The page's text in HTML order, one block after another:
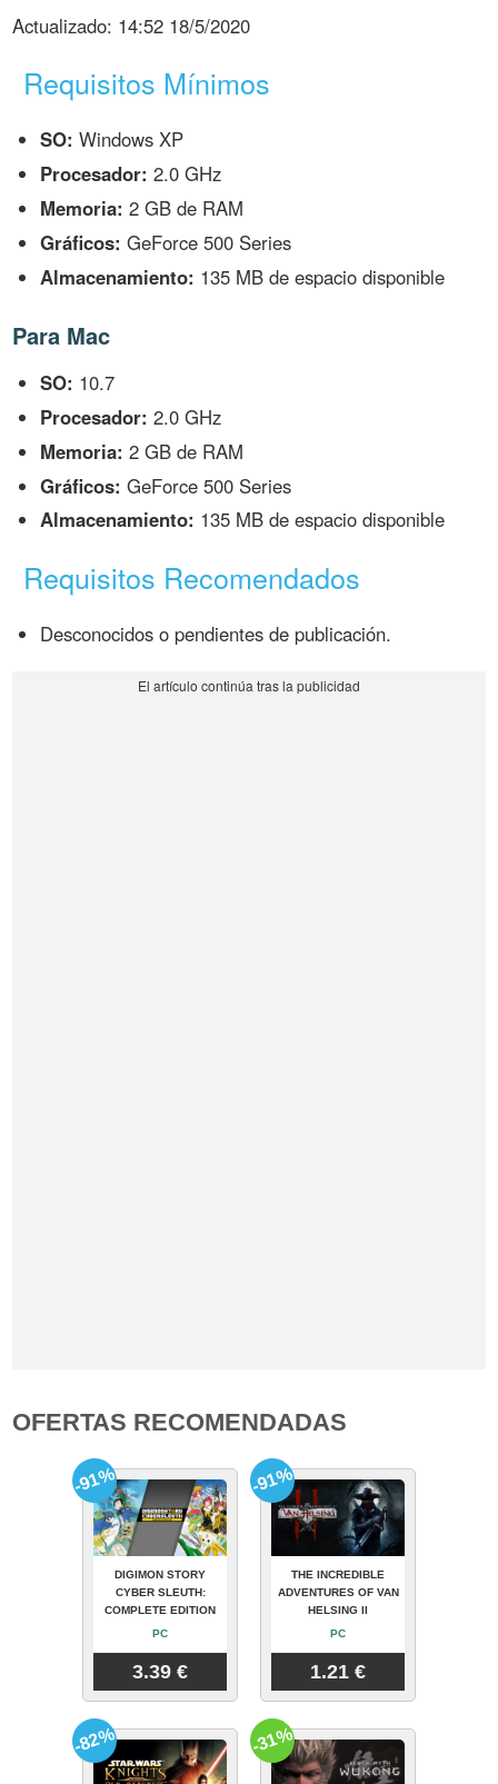
Actualizado: 14:52 18/5/2020
Requisitos Mínimos
SO: Windows XP
Procesador: 2.0 GHz
Memoria: 2 GB de RAM
Gráficos: GeForce 500 Series
Almacenamiento: 135 MB de espacio disponible
Para Mac
SO: 10.7
Procesador: 2.0 GHz
Memoria: 2 GB de RAM
Gráficos: GeForce 500 Series
Almacenamiento: 135 MB de espacio disponible
Requisitos Recomendados
Desconocidos o pendientes de publicación.
OFERTAS RECOMENDADAS
DIGIMON STORY
CYBER SLEUTH:
COMPLETE EDITION
PC
3.39 €
-91%
THE INCREDIBLE
ADVENTURES OF VAN
HELSING II
PC
1.21 €
-91%
-82% -31%